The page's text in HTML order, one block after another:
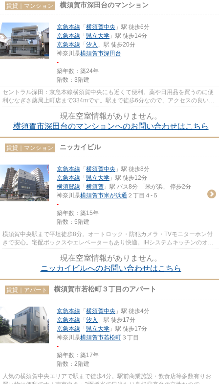
賃貸｜マンション 横須賀市深田台のマンション
京急本線 「 横須賀中央 」駅 徒歩6分
京急本線 「 県立大学 」駅 徒歩14分
京急本線 「 汐入 」駅 徒歩20分
神奈川県横須賀市深田台
-
築年数：築24年
階数：3階建
セントラル深田：京急本線横須賀中央にも近くて便利。薬や日用品を買うのに便
利ななぎさ薬局上町店まで334mです。駅まで徒歩6分なので、アクセスの良い物
現在空室情報がありません。
横須賀市深田台のマンションへのお問い合わせはこちら
賃貸｜マンション ニッカイビル
京急本線 「 横須賀中央 」駅 徒歩8分
京急本線 「 県立大学 」駅 徒歩12分
横須賀線 「 横須賀 」駅 バス8分 「米が浜」 停歩2分
神奈川県横須賀市米が浜通 ２丁目４-５
-
築年数：築15年
階数：5階建
横須賀中央駅まで平坦徒歩8分。オートロック・防犯カメラ・TVモニターホン付
きで安心。宅配ボックスやエレベーターもあり快適。IHシステムキッチンのオー
現在空室情報がありません。
ニッカイビルへのお問い合わせはこちら
賃貸｜アパート 横須賀市若松町３丁目のアパート
京急本線 「 横須賀中央 」駅 徒歩4分
京急本線 「 汐入 」駅 徒歩17分
京急本線 「 県立大学 」駅 徒歩17分
神奈川県横須賀市若松町 ３丁目
-
築年数：築17年
階数：2階建
人気の横須賀中央エリアで駅まで徒歩4分。駅前商業施設・飲食店等多数有りお